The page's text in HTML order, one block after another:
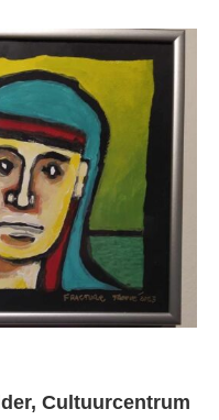
Cultuurcentrum